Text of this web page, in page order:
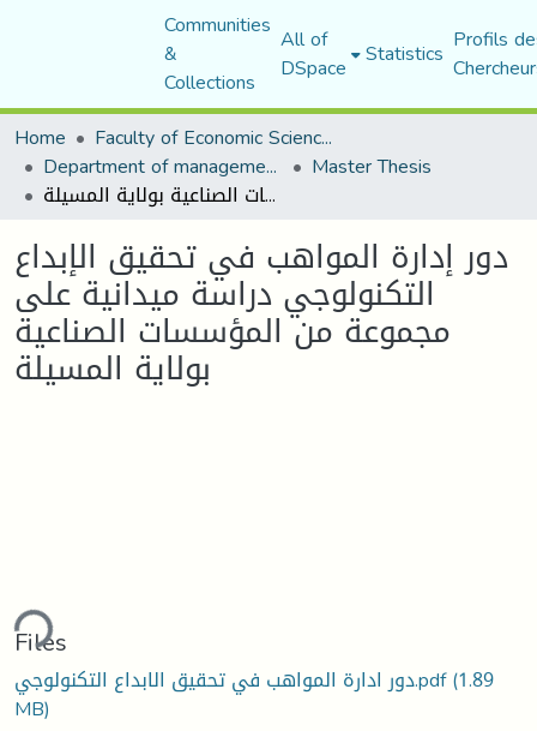
Communities
&
Collections
All of
DSpace Statistics Profils
Home
Faculty of Economic Sciences, Commerce and Management Sciences
Department of management sciences Master Thesis
دور إدارة المواهب في تحقيق الإبداع التكنولوجي دراسة ميدانية على مجموعة من المؤسسات الصناعية بولاية المسيلة
دور إدارة المواهب في تحقيق الإبداع
التكنولوجي دراسة ميدانية على
مجموعة من المؤسسات الصناعية
بولاية المسيلة
Files
دور ادارة المواهب في تحقيق الابداع التكنولوجي.pdf(1.89
MB)